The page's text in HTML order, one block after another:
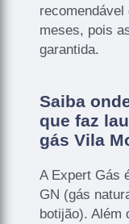
meses, pois
garantida.
Saiba
que faz
gás Vila
A Expert Gás
GN (gás
botijão). Além